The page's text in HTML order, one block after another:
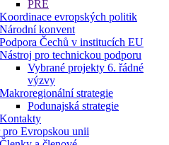
PRE
Koordinace evropských politik
Národní konvent
Podpora Čechů v institucích EU
Nástroj pro technickou podporu
Vybrané projekty 6. řádné
výzvy
Makroregionální strategie
Podunajská strategie
Kontakty
Evropskou unii